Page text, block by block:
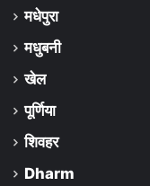
मधेपुरा
मधुबनी
खेल
पूर्णिया
शिवहर
Dharm